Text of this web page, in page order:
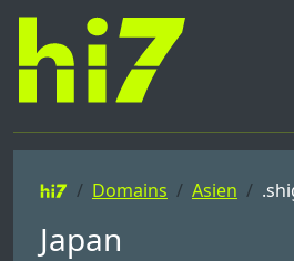
Domains Asien
Japan